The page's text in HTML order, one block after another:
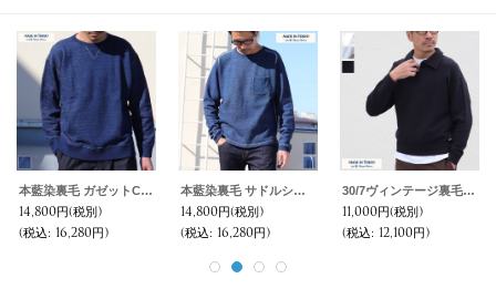
ヴィンテージ30/7裏起毛 Vガゼット クルーネック スウェット【MADE IN TOKYO】『東京製』/ Upscape Audience
9,800円(税別)
(税込: 10,780円)
【RE PRICE/価格改定】30/10裏毛サイドスリットオーバーサイズクルーネック長袖スウェット【MADE IN JAPAN】『日本製』/ Upscape Audience
3,000円(税別)
(税込: 3,300円)
スウェット サドルショルダー フードプルオーバー L/S 【MADE IN JAPAN】『日本製』/ Upscape Audience
6,800円(税別)
(税込: 7,480円)